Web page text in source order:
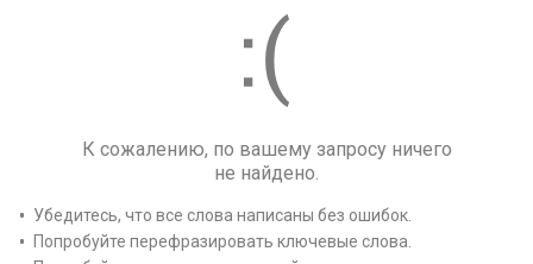
К сожалению, по вашему запросу ничего
не найдено.
Убедитесь, что все слова написаны без ошибок.
Попробуйте перефразировать ключевые слова.